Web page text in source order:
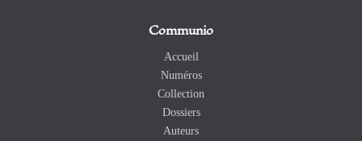
Communio
Accueil
Numéros
Collection
Dossiers
Auteurs